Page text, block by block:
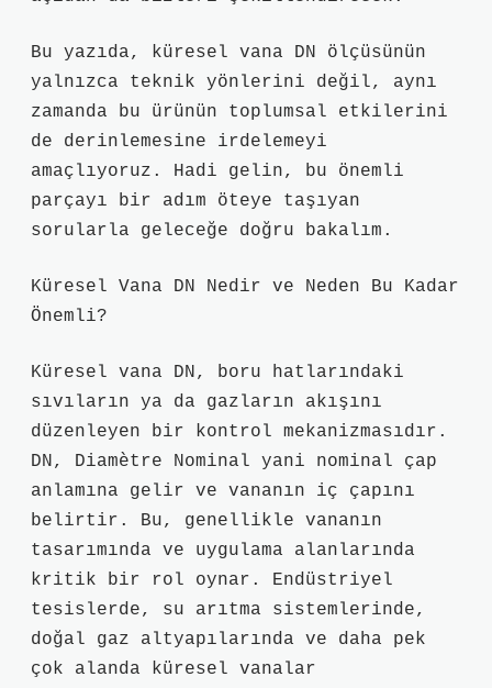
Bu yazıda, küresel vana DN ölçüsünün
yalnızca teknik yönlerini değil, aynı
zamanda bu ürünün toplumsal etkilerini
de derinlemesine irdelemeyi
amaçlıyoruz. Hadi gelin, bu önemli
parçayı bir adım öteye taşıyan
sorularla geleceğe doğru bakalım.
Küresel Vana DN Nedir ve Neden Bu Kadar
Önemli?
Küresel vana DN, boru hatlarındaki
sıvıların ya da gazların akışını
düzenleyen bir kontrol mekanizmasıdır.
DN, Diamètre Nominal yani nominal çap
anlamına gelir ve vananın iç çapını
belirtir. Bu, genellikle vananın
tasarımında ve uygulama alanlarında
kritik bir rol oynar. Endüstriyel
tesislerde, su arıtma sistemlerinde,
doğal gaz altyapılarında ve daha pek
çok alanda küresel vanalar